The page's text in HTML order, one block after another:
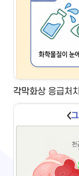
각막화상 응급처치